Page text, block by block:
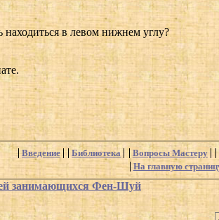
находиться в левом нижнем углу?
Введение Библиотека Вопросы Мастеру
На главную
занимающихся Фен-Шуй